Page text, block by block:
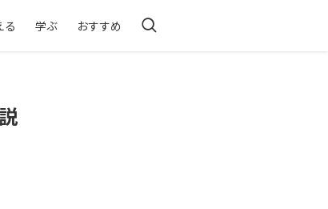
る 学ぶ おすすめ